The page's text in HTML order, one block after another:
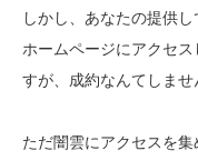
しかし、あなたの提供
ホームページにアクセ
すが、成約なんてしませ
ただ闇雲にアクセスを